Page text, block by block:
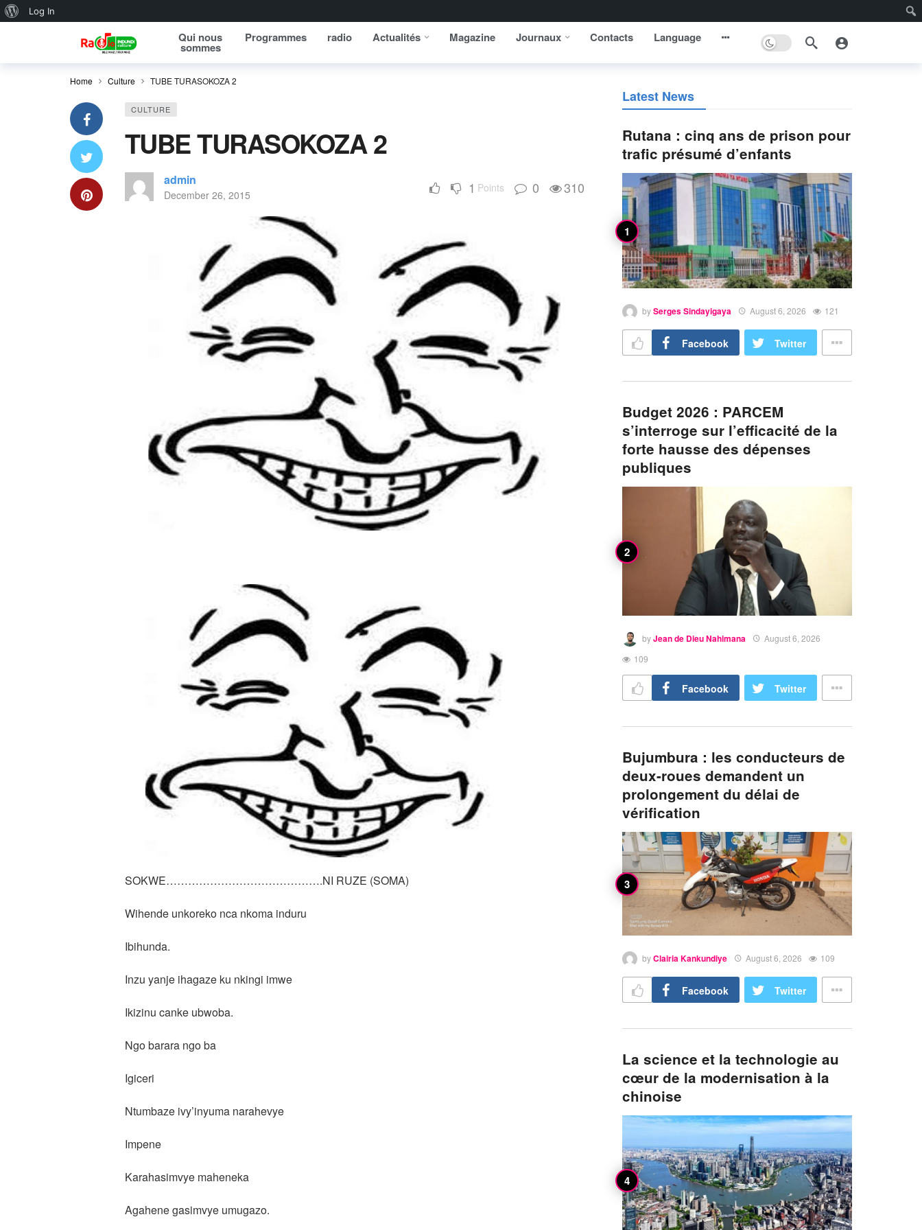
About WordPress
Log In
Qui nous
sommes
Programmes radio Actualités Magazine Journaux Contacts Language
Home Culture TUBE TURASOKOZA 2
CULTURE
TUBE TURASOKOZA 2
admin
December 26, 2015 1 Points 0 310
SOKWE…………………………………….NI RUZE (SOMA)
Wihende unkoreko nca nkoma induru
Ibihunda.
Inzu yanje ihagaze ku nkingi imwe
Ikizinu canke ubwoba.
Ngo barara ngo ba
Igiceri
Ntumbaze ivy’inyuma narahevye
Impene
Karahasimvye maheneka
Agahene gasimvye umugazo.
Latest News
Rutana : cinq ans de prison pour
trafic présumé d’enfants
bySerges Sindayigaya August 6, 2026 121
Facebook Twitter
Budget 2026 : PARCEM
s’interroge sur l’efficacité de la
forte hausse des dépenses
publiques
byJean de Dieu Nahimana
August 6, 2026
109
Facebook Twitter
Bujumbura : les conducteurs de
deux-roues demandent un
prolongement du délai de
vérification
byClairia Kankundiye August 6, 2026 109
Facebook Twitter
La science et la technologie au
cœur de la modernisation à la
chinoise